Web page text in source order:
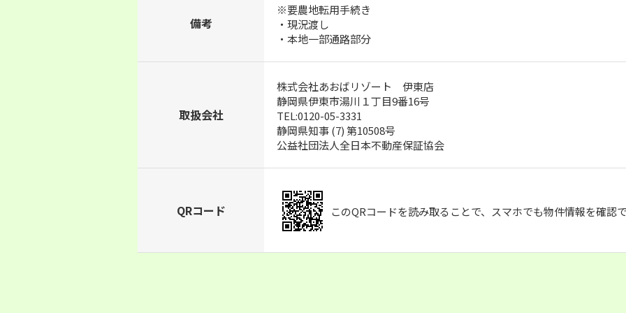
備考
※要農地転用手続き
・現況渡し
・本地一部通路部分
取扱会社
株式会社あおばリゾート 伊東店
静岡県伊東市湯川１丁目9番16号
TEL:0120-05-3331
静岡県知事 (7) 第10508号
公益社団法人全日本不動産保証協会
QRコード このQRコードを読み取ることで、スマホでも物件情報を確認で